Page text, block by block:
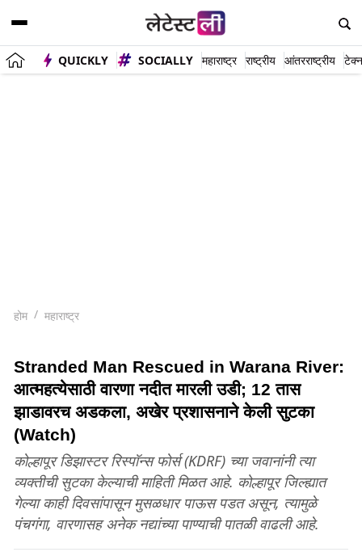
QUICKLY SOCIALLY महाराष्ट्र राष्ट्रीय आंतरराष्ट्रीय
होम महाराष्ट्र
Stranded Man Rescued in Warana River:
आत्महत्येसाठी वारणा नदीत मारली उडी; 12 तास
झाडावरच अडकला, अखेर प्रशासनाने केली सुटका
(Watch)
कोल्हापूर डिझास्टर रिस्पॉन्स फोर्स (KDRF) च्या जवानांनी त्या
व्यक्तीची सुटका केल्याची माहिती मिळत आहे. कोल्हापूर जिल्ह्यात
गेल्या काही दिवसांपासून मुसळधार पाऊस पडत असून, त्यामुळे
पंचगंगा, वारणासह अनेक नद्यांच्या पाण्याची पातळी वाढली आहे.